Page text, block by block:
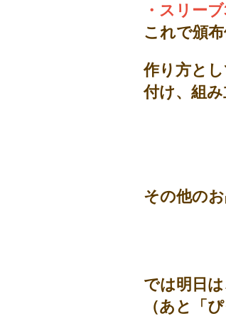
・スリー
これで頒
作り方と
付け、組
その他のお
では明日
（あと「